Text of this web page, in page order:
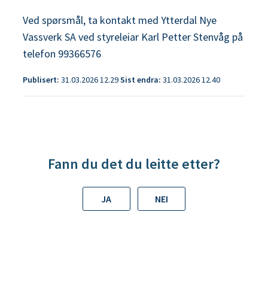
Ved spørsmål, ta kontakt med Ytterdal Nye
Vassverk SA ved styreleiar Karl Petter Stenvåg på
telefon 99366576
Publisert 31.03.2026 12.29Sist endra 31.03.2026 12.40
Fann du det du leitte etter?
JA NEI